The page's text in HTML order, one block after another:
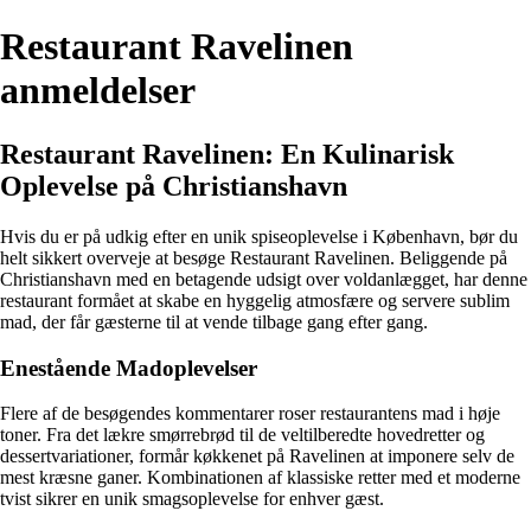
Restaurant Ravelinen
anmeldelser
Restaurant Ravelinen: En Kulinarisk
Oplevelse på Christianshavn
Hvis du er på udkig efter en unik spiseoplevelse i København, bør du
helt sikkert overveje at besøge Restaurant Ravelinen. Beliggende på
Christianshavn med en betagende udsigt over voldanlægget, har denne
restaurant formået at skabe en hyggelig atmosfære og servere sublim
mad, der får gæsterne til at vende tilbage gang efter gang.
Enestående Madoplevelser
Flere af de besøgendes kommentarer roser restaurantens mad i høje
toner. Fra det lækre smørrebrød til de veltilberedte hovedretter og
dessertvariationer, formår køkkenet på Ravelinen at imponere selv de
mest kræsne ganer. Kombinationen af klassiske retter med et moderne
tvist sikrer en unik smagsoplevelse for enhver gæst.